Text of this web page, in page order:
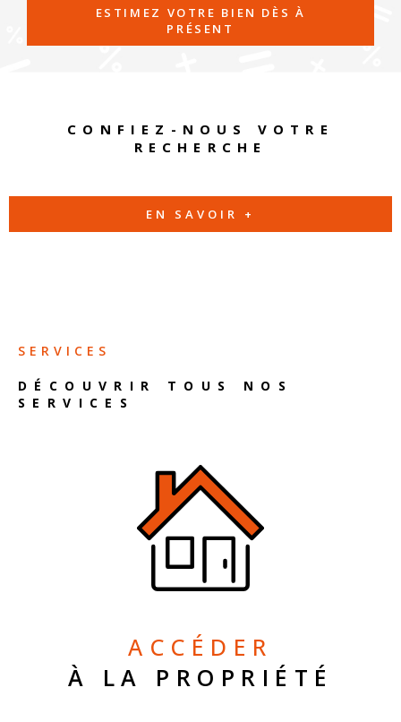
ESTIMEZ VOTRE BIEN DÈS À
PRÉSENT
CONFIEZ-NOUS VOTRE
RECHERCHE
EN SAVOIR +
SERVICES
DÉCOUVRIR TOUS NOS
SERVICES
ACCÉDER
À LA PROPRIÉTÉ